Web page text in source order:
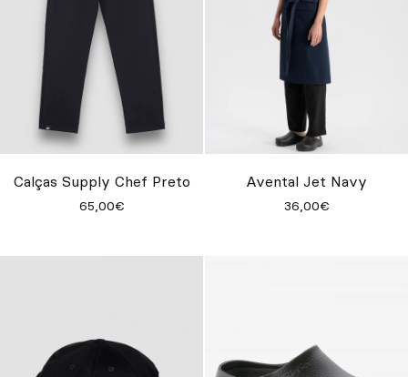
Calças Supply Chef Preto
65,00€
Avental Jet Navy
36,00€